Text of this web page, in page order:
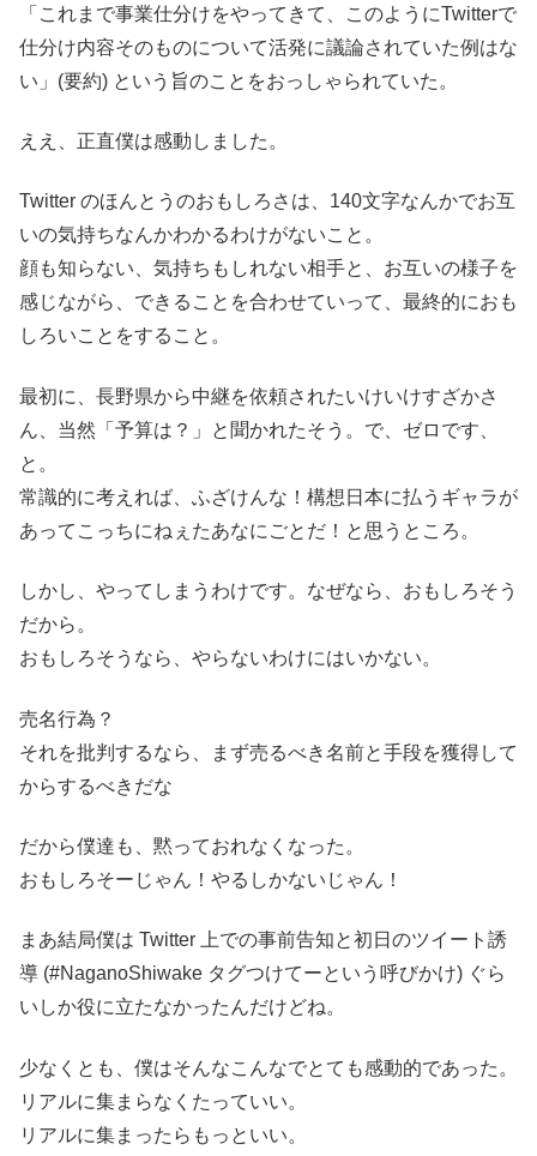
「これまで事業仕分けをやってきて、このようにTwitterで
仕分け内容そのものについて活発に議論されていた例はな
い」(要約) という旨のことをおっしゃられていた。
ええ、正直僕は感動しました。
Twitter のほんとうのおもしろさは、140文字なんかでお互
いの気持ちなんかわかるわけがないこと。
顔も知らない、気持ちもしれない相手と、お互いの様子を
感じながら、できることを合わせていって、最終的におも
しろいことをすること。
最初に、長野県から中継を依頼されたいけいけすざかさ
ん、当然「予算は？」と聞かれたそう。で、ゼロです、
と。
常識的に考えれば、ふざけんな！構想日本に払うギャラが
あってこっちにねぇたあなにごとだ！と思うところ。
しかし、やってしまうわけです。なぜなら、おもしろそう
だから。
おもしろそうなら、やらないわけにはいかない。
売名行為？
それを批判するなら、まず売るべき名前と手段を獲得して
からするべきだな
だから僕達も、黙っておれなくなった。
おもしろそーじゃん！やるしかないじゃん！
まあ結局僕は Twitter 上での事前告知と初日のツイート誘
導 (#NaganoShiwake タグつけてーという呼びかけ) ぐら
いしか役に立たなかったんだけどね。
少なくとも、僕はそんなこんなでとても感動的であった。
リアルに集まらなくたっていい。
リアルに集まったらもっといい。